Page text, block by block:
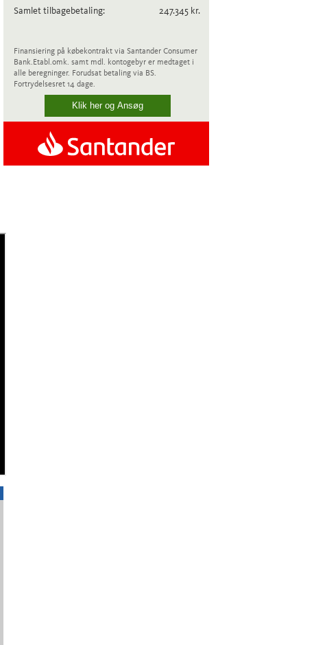
Samlet tilbagebetaling:
247.345 kr.
Finansiering på købekontrakt via Santander Consumer
Bank.Etabl.omk. samt mdl. kontogebyr er medtaget i
alle beregninger. Forudsat betaling via BS.
Fortrydelsesret 14 dage.
Klik her og Ansøg